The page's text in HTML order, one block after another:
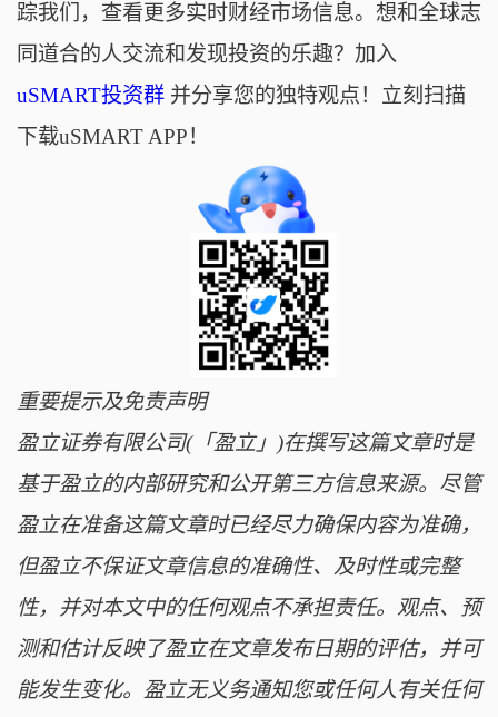
踪我们，查看更多实时财经市场信息。想和全球志
同道合的人交流和发现投资的乐趣？加入
uSMART投资群并分享您的独特观点！立刻扫描
下载uSMART APP！
重要提示及免责声明
盈立证券有限公司(「盈立」)在撰写这篇文章时是
基于盈立的内部研究和公开第三方信息来源。尽管
盈立在准备这篇文章时已经尽力确保内容为准确，
但盈立不保证文章信息的准确性、及时性或完整
性，并对本文中的任何观点不承担责任。观点、预
测和估计反映了盈立在文章发布日期的评估，并可
能发生变化。盈立无义务通知您或任何人有关任何